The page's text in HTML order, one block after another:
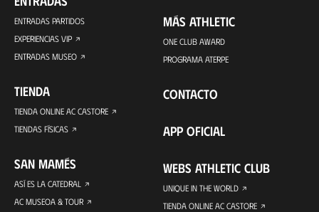
ENTRADAS PARTIDOS
EXPERIENCIAS VIP
ENTRADAS MUSEO
TIENDA
TIENDA ONLINE AC CASTORE
TIENDAS FÍSICAS
SAN MAMÉS
ASÍ ES LA CATEDRAL
AC MUSEOA & TOUR
MÁS ATHLETIC
ONE CLUB AWARD
PROGRAMA ATERPE
CONTACTO
APP OFICIAL
WEBS ATHLETIC CLUB
UNIQUE IN THE WORLD
TIENDA ONLINE AC CASTORE